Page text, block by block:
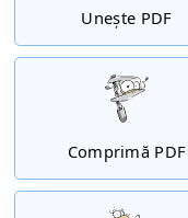
Unește PDF
Comprimă PDF